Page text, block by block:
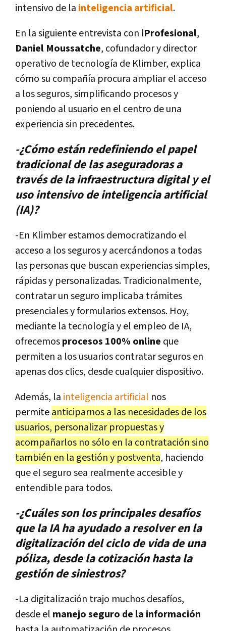
intensivo de la inteligencia artificial.
En la siguiente entrevista con iProfesional,
Daniel Moussatche, cofundador y director
operativo de tecnología de Klimber, explica
cómo su compañía procura ampliar el acceso
a los seguros, simplificando procesos y
poniendo al usuario en el centro de una
experiencia sin precedentes.
-¿Cómo están redefiniendo el papel
tradicional de las aseguradoras a
través de la infraestructura digital y el
uso intensivo de inteligencia artificial
(IA)?
-En Klimber estamos democratizando el
acceso a los seguros y acercándonos a todas
las personas que buscan experiencias simples,
rápidas y personalizadas. Tradicionalmente,
contratar un seguro implicaba trámites
presenciales y formularios extensos. Hoy,
mediante la tecnología y el empleo de IA,
ofrecemosprocesos 100% online que
permiten a los usuarios contratar seguros en
apenas dos clics, desde cualquier dispositivo.
Además, la inteligencia artificial nos
permiteanticiparnos a las necesidades de los
usuarios, personalizar propuestas y
acompañarlos no sólo en la contratación sino
también en la gestión y postventa, haciendo
que el seguro sea realmente accesible y
entendible para todos.
-¿Cuáles son los principales desafíos
que la IA ha ayudado a resolver en la
digitalización del ciclo de vida de una
póliza, desde la cotización hasta la
gestión de siniestros?
-La digitalización trajo muchos desafíos,
desde el manejo seguro de la información